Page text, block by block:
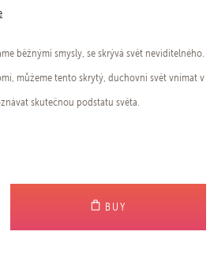
běžnými smysly, se skrývá svět neviditelného.
můžeme tento skrytý, duchovní svět vnímat v
skutečnou podstatu světa.
BUY